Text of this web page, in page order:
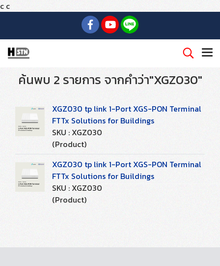
c c
ค้นพบ 2 รายการ จากคำว่า"XGZ030"
XGZ030 tp link 1-Port XGS-PON Terminal
FTTx Solutions for Buildings
SKU : XGZ030
(Product)
XGZ030 tp link 1-Port XGS-PON Terminal
FTTx Solutions for Buildings
SKU : XGZ030
(Product)